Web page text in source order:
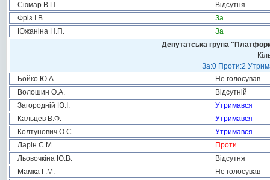
Сюмар В.П.
Відсутня
Фріз І.В.
За
Южаніна Н.П.
За
Депутатська група
За:0 Проти:2
Бойко Ю.А.
Не голосував
Волошин О.А.
Відсутній
Загородній Ю.І.
Утримався
Кальцев В.Ф.
Утримався
Колтунович О.С.
Утримався
Ларін С.М.
Проти
Льовочкіна Ю.В.
Відсутня
Мамка Г.М.
Не голосував